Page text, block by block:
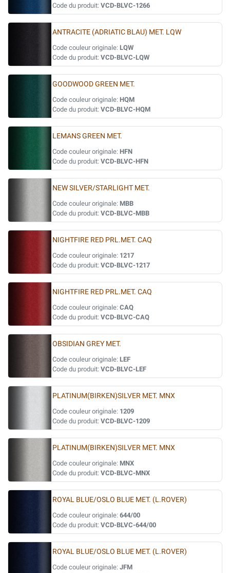
Code du produit: VCD-BLVC-1266
ANTRACITE (ADRIATIC BLAU) MET. LQW
Code couleur originale: LQW
Code du produit: VCD-BLVC-LQW
GOODWOOD GREEN MET.
Code couleur originale: HQM
Code du produit: VCD-BLVC-HQM
LEMANS GREEN MET.
Code couleur originale: HFN
Code du produit: VCD-BLVC-HFN
NEW SILVER/STARLIGHT MET.
Code couleur originale: MBB
Code du produit: VCD-BLVC-MBB
NIGHTFIRE RED PRL.MET. CAQ
Code couleur originale: 1217
Code du produit: VCD-BLVC-1217
NIGHTFIRE RED PRL.MET. CAQ
Code couleur originale: CAQ
Code du produit: VCD-BLVC-CAQ
OBSIDIAN GREY MET.
Code couleur originale: LEF
Code du produit: VCD-BLVC-LEF
PLATINUM(BIRKEN)SILVER MET. MNX
Code couleur originale: 1209
Code du produit: VCD-BLVC-1209
PLATINUM(BIRKEN)SILVER MET. MNX
Code couleur originale: MNX
Code du produit: VCD-BLVC-MNX
ROYAL BLUE/OSLO BLUE MET. (L.ROVER)
Code couleur originale: 644/00
Code du produit: VCD-BLVC-644/00
ROYAL BLUE/OSLO BLUE MET. (L.ROVER)
Code couleur originale: JFM